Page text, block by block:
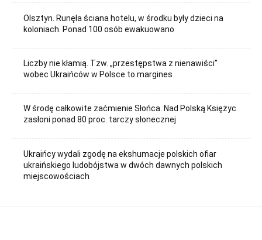
Olsztyn. Runęła ściana hotelu, w środku były dzieci na
koloniach. Ponad 100 osób ewakuowano
Liczby nie kłamią. Tzw. „przestępstwa z nienawiści”
wobec Ukraińców w Polsce to margines
W środę całkowite zaćmienie Słońca. Nad Polską Księżyc
zasłoni ponad 80 proc. tarczy słonecznej
Ukraińcy wydali zgodę na ekshumacje polskich ofiar
ukraińskiego ludobójstwa w dwóch dawnych polskich
miejscowościach